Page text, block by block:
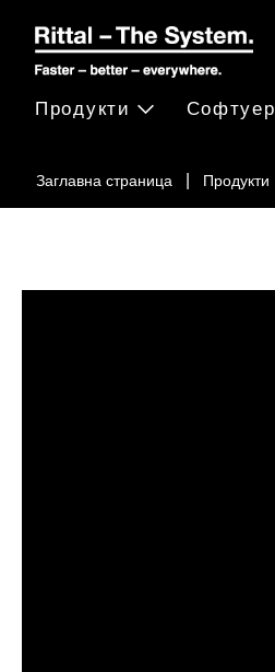
Заглавна страница Продукти
Продукти Софтуер